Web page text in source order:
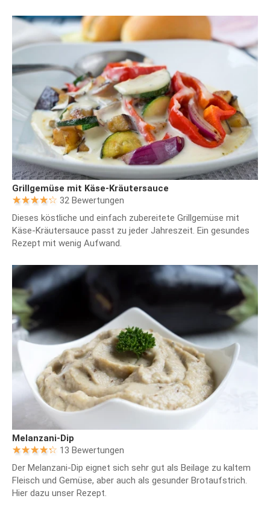
Grillgemüse mit Käse-Kräutersauce
32 Bewertungen
Dieses köstliche und einfach zubereitete Grillgemüse mit
Käse-Kräutersauce passt zu jeder Jahreszeit. Ein gesundes
Rezept mit wenig Aufwand.
Melanzani-Dip
13 Bewertungen
Der Melanzani-Dip eignet sich sehr gut als Beilage zu kaltem
Fleisch und Gemüse, aber auch als gesunder Brotaufstrich.
Hier dazu unser Rezept.